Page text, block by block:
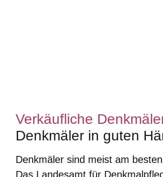
Verkäufliche
Denkmäler in guten
Denkmäler sind meist am
Das Landesamt für